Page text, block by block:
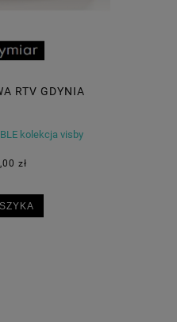
RTV GDYNIA
kolekcja visby
zł